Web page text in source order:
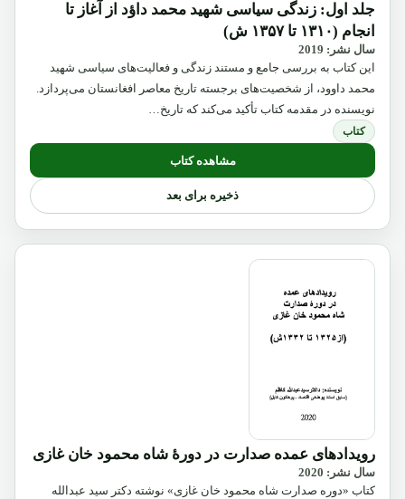
جلد اول: زندگی سیاسی شهید محمد داؤد از آغاز تا
انجام (۱۳۱۰ تا ۱۳۵۷ ش)
سال نشر: 2019
این کتاب به بررسی جامع و مستند زندگی و فعالیت‌های سیاسی شهید
محمد داوود، از شخصیت‌های برجسته تاریخ معاصر افغانستان می‌پردازد.
نویسنده در مقدمه کتاب تأکید می‌کند که تاریخ…
کتاب
مشاهده کتاب
ذخیره برای بعد
رویدادهای عمده صدارت در دورۀ شاه محمود خان غازی
سال نشر: 2020
کتاب «دوره صدارت شاه محمود خان غازی» نوشته دکتر سید عبدالله